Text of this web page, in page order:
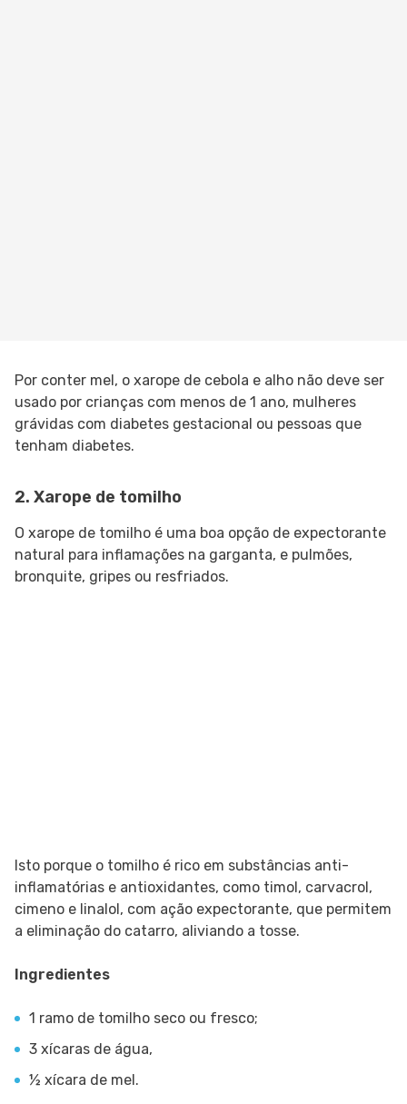
Por conter mel, o xarope de cebola e alho não deve ser
usado por crianças com menos de 1 ano, mulheres
grávidas com diabetes gestacional ou pessoas que
tenham diabetes.
2. Xarope de tomilho
O xarope de tomilho é uma boa opção de expectorante
natural para inflamações na garganta, e pulmões,
bronquite, gripes ou resfriados.
Isto porque o tomilho é rico em substâncias anti-
inflamatórias e antioxidantes, como timol, carvacrol,
cimeno e linalol, com ação expectorante, que permitem
a eliminação do catarro, aliviando a tosse.
Ingredientes
1 ramo de tomilho seco ou fresco;
3 xícaras de água,
½ xícara de mel.